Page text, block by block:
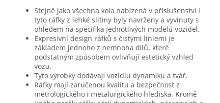
Stejně jako všechna kola nabízená v příslušenství i
tyto ráfky z lehké slitiny byly navrženy a vyvinuty s
ohledem na specifika jednotlivých modelů vozidel.
Expresívní design ráfků s čistými liniemi je
základem jednoho z nemnoha dílů, které
podstatným způsobem ovlivňují estetický vzhled
vozu.
Tyto výrobky dodávají vozidlu dynamiku a tvář.
Ráfky mají zaručenou kvalitu a bezpečnost z
metrologického i metalurgického hlediska. Kromě